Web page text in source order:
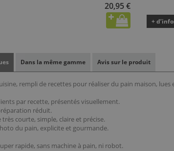
20,95 €
+
Dans la même gamme Avis sur le produit
rempli de recettes pour réaliser du pain maison,
par recette, présentés visuellement.
réduit.
très courte, simple, claire et précise.
du pain, explicite et gourmande.
rapide, sans machine à pain, ni robot.